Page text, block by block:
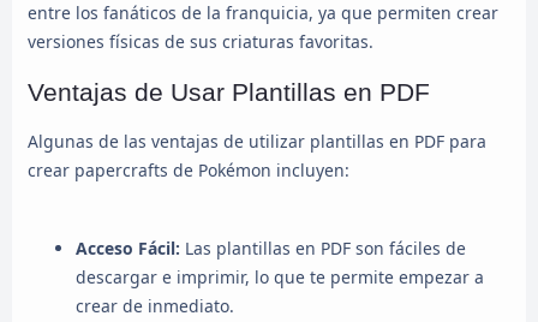
entre los fanáticos de la franquicia, ya que permiten crear
versiones físicas de sus criaturas favoritas.
Ventajas de Usar Plantillas en PDF
Algunas de las ventajas de utilizar plantillas en PDF para
crear papercrafts de Pokémon incluyen:
Acceso Fácil: Las plantillas en PDF son fáciles de
descargar e imprimir, lo que te permite empezar a
crear de inmediato.